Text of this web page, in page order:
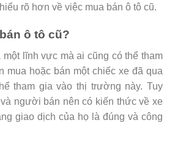
rõ hơn về việc mua bán ô tô cũ.
ô tô cũ?
một lĩnh vực mà ai cũng có thể tham
mua hoặc bán một chiếc xe đã qua
tham gia vào thị trường này. Tuy
người bán nên có kiến thức về xe
giao dịch của họ là đúng và công